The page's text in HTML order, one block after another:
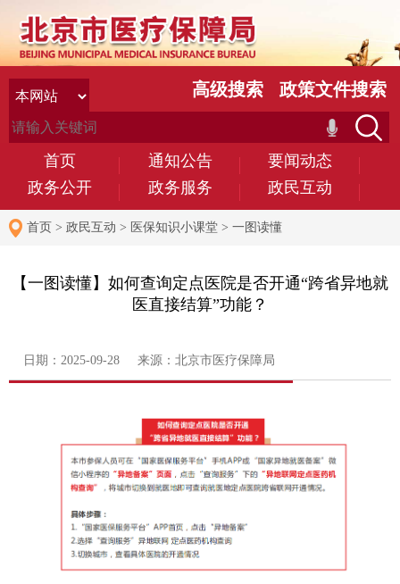
首页 通知公告
要闻动态
政务公开
政务服务 政民互动
高级搜索 政策文件搜索
首页 > 政民互动 > 医保知识小课堂 > 一图读懂
【一图读懂】如何查询定点医院是否开通“跨省异地就
医直接结算”功能？
日期：2025-09-28 来源：北京市医疗保障局